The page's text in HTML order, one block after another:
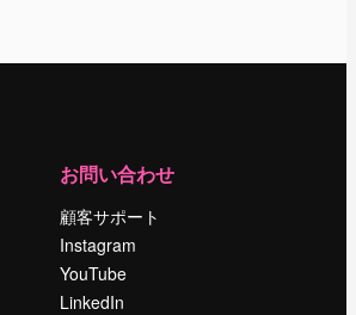
お問い合わせ
顧客サポート
Instagram
YouTube
LinkedIn